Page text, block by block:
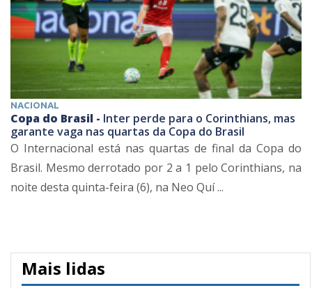
NACIONAL
Copa do Brasil - Inter perde para o Corinthians, mas
garante vaga nas quartas da Copa do Brasil
O Internacional está nas quartas de final da Copa do
Brasil. Mesmo derrotado por 2 a 1 pelo Corinthians, na
noite desta quinta-feira (6), na Neo Quí ...
Mais lidas